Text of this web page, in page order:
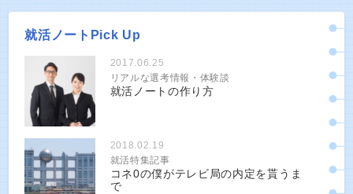
就活ノートPick Up
2017.06.25
リアルな選考情報・体験談
就活ノートの作り方
2018.02.19
就活特集記事
コネ0の僕がテレビ局の内定を貰うま
で